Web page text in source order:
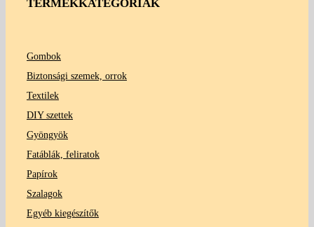
TERMÉKKATEGÓRIÁK
Gombok
Biztonsági szemek, orrok
Textilek
DIY szettek
Gyöngyök
Fatáblák, feliratok
Papírok
Szalagok
Egyéb kiegészítők